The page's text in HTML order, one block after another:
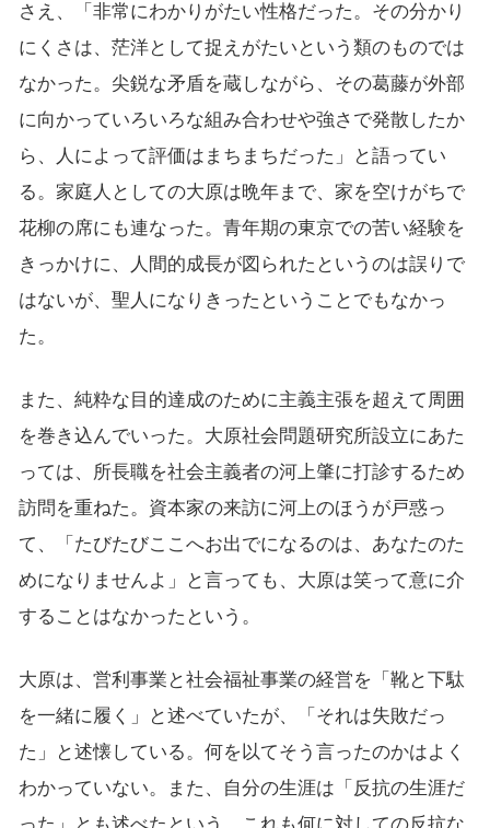
さえ、「非常にわかりがたい性格だった。その分かり
にくさは、茫洋として捉えがたいという類のものでは
なかった。尖鋭な矛盾を蔵しながら、その葛藤が外部
に向かっていろいろな組み合わせや強さで発散したか
ら、人によって評価はまちまちだった」と語ってい
る。家庭人としての大原は晩年まで、家を空けがちで
花柳の席にも連なった。青年期の東京での苦い経験を
きっかけに、人間的成長が図られたというのは誤りで
はないが、聖人になりきったということでもなかっ
た。
また、純粋な目的達成のために主義主張を超えて周囲
を巻き込んでいった。大原社会問題研究所設立にあた
っては、所長職を社会主義者の河上肇に打診するため
訪問を重ねた。資本家の来訪に河上のほうが戸惑っ
て、「たびたびここへお出でになるのは、あなたのた
めになりませんよ」と言っても、大原は笑って意に介
することはなかったという。
大原は、営利事業と社会福祉事業の経営を「靴と下駄
を一緒に履く」と述べていたが、「それは失敗だっ
た」と述懐している。何を以てそう言ったのかはよく
わかっていない。また、自分の生涯は「反抗の生涯だ